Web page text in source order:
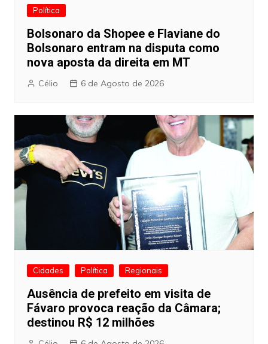
Política
Bolsonaro da Shopee e Flaviane do
Bolsonaro entram na disputa como
nova aposta da direita em MT
Célio 6 de Agosto de 2026
Cidades Política Regionais
Ausência de prefeito em visita de
Fávaro provoca reação da Câmara;
destinou R$ 12 milhões